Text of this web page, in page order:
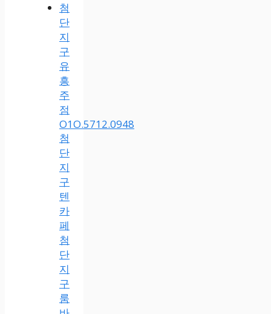
첨
단
지
구
유
흥
주
점
O1O.5712.0948
첨
단
지
구
텐
카
페
첨
단
지
구
룸